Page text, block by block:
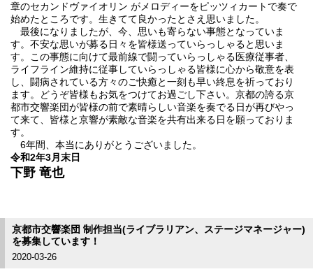
章のセカンドヴァイオリン がメロディーをピッツィカートで奏で
始めたところです。生きてて良かったとさえ思いました。
最後になりましたが、今、思いも寄らない事態となっていま
す。不安な思いが募る日々を皆様送っていらっしゃると思いま
す。この事態に向けて最前線で闘っていらっしゃる医療従事者、
ライフライン維持に従事していらっしゃる皆様に心から敬意を表
し、闘病されている方々のご快癒と一刻も早い終息を祈っており
ます。どうぞ皆様もお気をつけてお過ごし下さい。京都の誇る京
都市交響楽団が皆様の前で素晴らしい音楽を奏でる日が再びやっ
て来て、皆様と京響が素敵な音楽を共有出来る日を願っておりま
す。
6年間、本当にありがとうございました。
令和2年3月末日
下野 竜也
京都市交響楽団 制作担当(ライブラリアン、ステージマネージャー)
を募集しています！
2020-03-26